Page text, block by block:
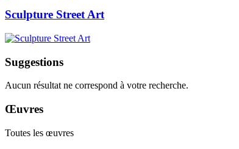
Sculpture Street Art
Suggestions
Aucun résultat ne correspond à votre recherche.
Œuvres
Toutes les œuvres